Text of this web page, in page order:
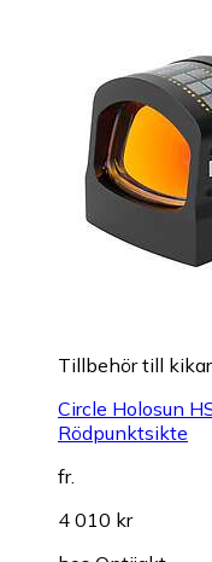
Tillbehör till
Circle Holosun
Rödpunktsikte
fr.
4 010 kr